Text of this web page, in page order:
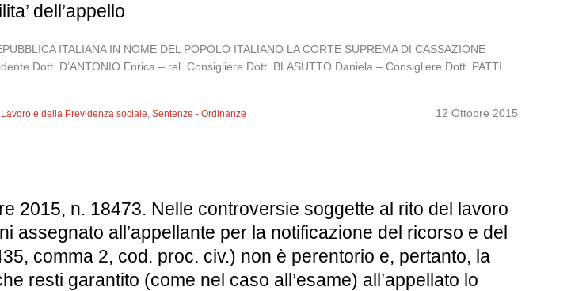
dell’appello
ITALIANA IN NOME DEL POPOLO ITALIANO LA CORTE SUPREMA DI CASSAZIONE
Dott. D’ANTONIO Enrica – rel. Consigliere Dott. BLASUTTO Daniela – Consigliere Dott. PATTI
12 Ottobre 2015
e della Previdenza sociale,Sentenze - Ordinanze
2015, n. 18473. Nelle controversie soggette al rito del lavoro
assegnato all’appellante per la notificazione del ricorso e del
comma 2, cod. proc. civ.) non è perentorio e, pertanto, la
resti garantito (come nel caso all’esame) all’appellato lo